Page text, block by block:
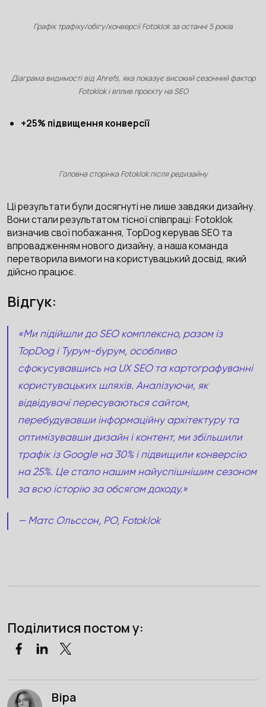
Графік трафіку/обігу/конверсії Fotoklok за останні 5 років
Діаграма видимості від Ahrefs, яка показує високий сезонний фактор
Fotoklok і вплив проєкту на SEO
+25% підвищення конверсії
Головна сторінка Fotoklok після редизайну
Ці результати були досягнуті не лише завдяки дизайну.
Вони стали результатом тісної співпраці: Fotoklok
визначив свої побажання, TopDog керував SEO та
впровадженням нового дизайну, а наша команда
перетворила вимоги на користувацький досвід, який
дійсно працює.
Відгук:
«Ми підійшли до SEO комплексно, разом із
TopDog і Турум-бурум, особливо
сфокусувавшись на UX SEO та картографуванні
користувацьких шляхів. Аналізуючи, як
відвідувачі пересуваються сайтом,
перебудувавши інформаційну архітектуру та
оптимізувавши дизайн і контент, ми збільшили
трафік із Google на 30% і підвищили конверсію
на 25%. Це стало нашим найуспішнішим сезоном
за всю історію за обсягом доходу.»
— Матс Ольссон, PO, Fotoklok
Поділитися постом у:
Віра